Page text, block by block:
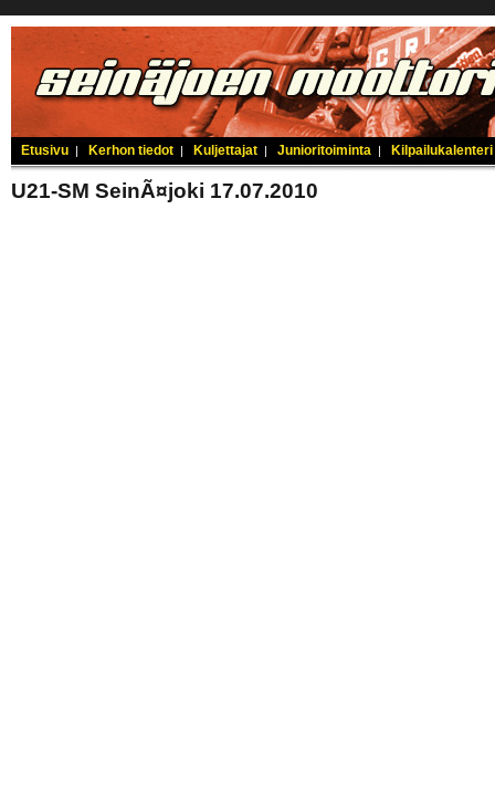
Etusivu | Kerhon tiedot | Kuljettajat | Junioritoiminta | Kilpailukalenteri
U21-SM SeinÃ¤joki 17.07.2010